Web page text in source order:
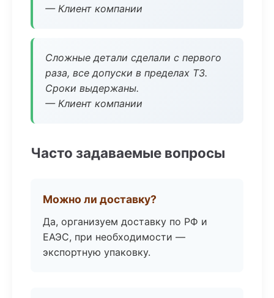
— Клиент компании
Сложные детали сделали с первого
раза, все допуски в пределах ТЗ.
Сроки выдержаны.
— Клиент компании
Часто задаваемые вопросы
Можно ли доставку?
Да, организуем доставку по РФ и
ЕАЭС, при необходимости —
экспортную упаковку.